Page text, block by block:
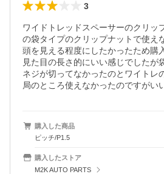
3
ワイドトレッドスペーサーのクリッ
の袋タイプのクリップナットで使え
頭を見える程度にしたかったため購
見た目の長さ的にいい感じでしたが
ネジが切ってなかったのとワイトレ
局のところ使えなかったのですがい
購入した商品
ピッチ/P1.5
購入したストア
M2K AUTO PARTS